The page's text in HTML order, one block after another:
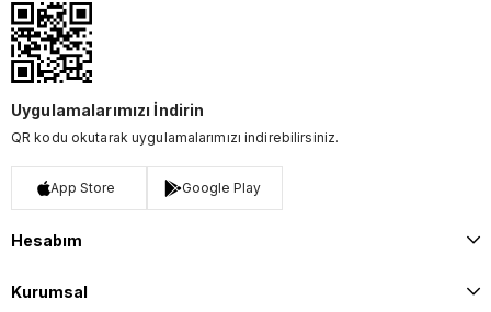
Uygulamalarımızı İndirin
QR kodu okutarak uygulamalarımızı indirebilirsiniz.
App Store Google Play
Hesabım
Kurumsal